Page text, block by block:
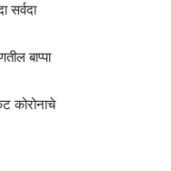
बाप्पा
कोरोनाचे